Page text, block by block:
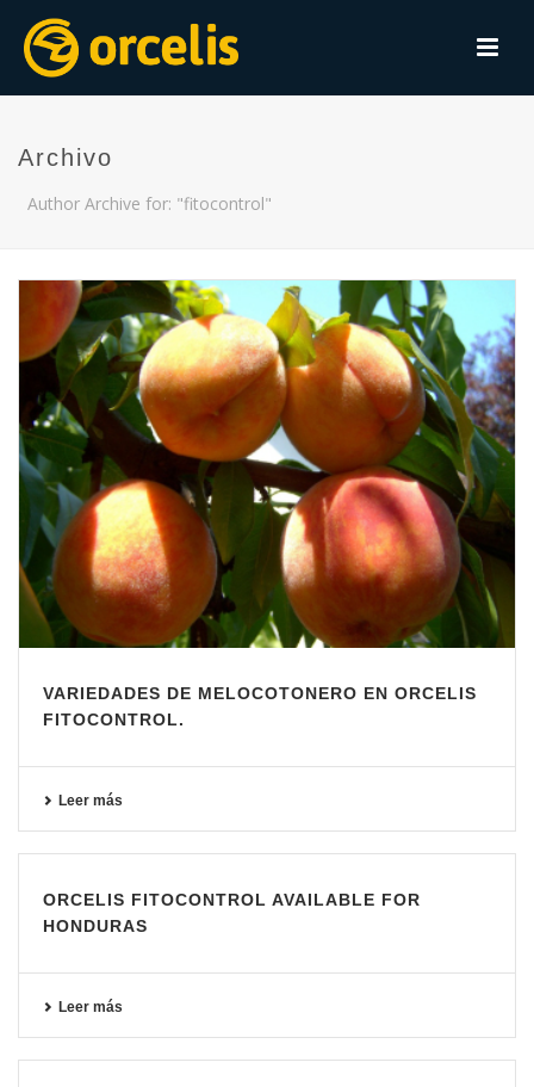
Archivo
Author Archive for: "fitocontrol"
VARIEDADES DE MELOCOTONERO EN ORCELIS
FITOCONTROL.
Leer más
ORCELIS FITOCONTROL AVAILABLE FOR
HONDURAS
Leer más